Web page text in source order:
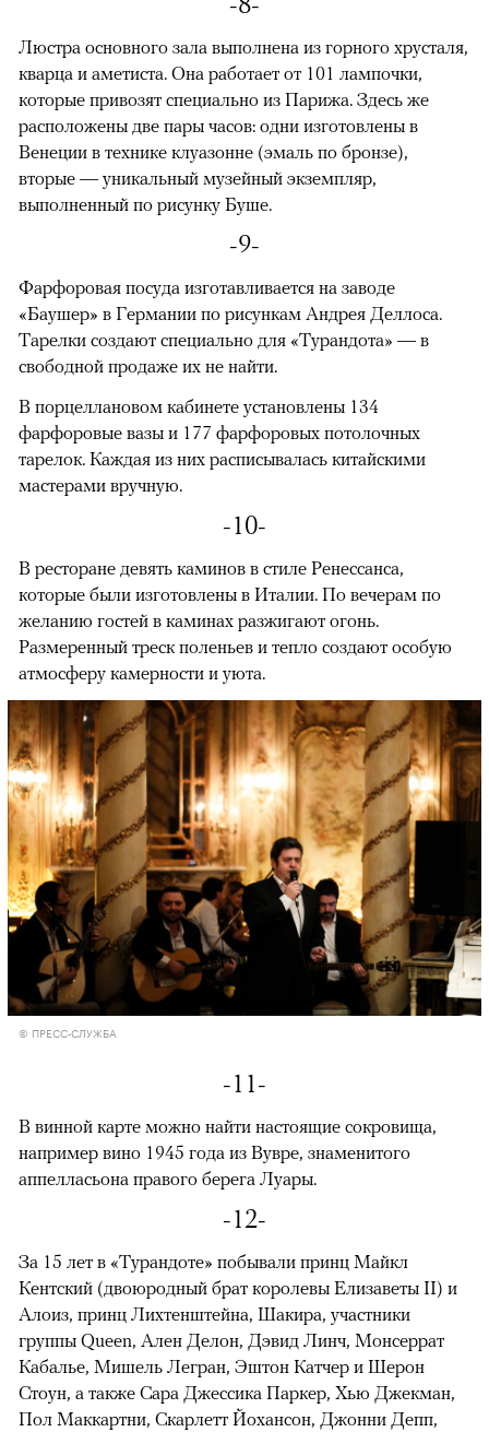
Люстра основного зала выполнена из горного хрусталя,
кварца и аметиста. Она работает от 101 лампочки,
которые привозят специально из Парижа. Здесь же
расположены две пары часов: одни изготовлены в
Венеции в технике клуазонне (эмаль по бронзе),
вторые — уникальный музейный экземпляр,
выполненный по рисунку Буше.
-9-
Фарфоровая посуда изготавливается на заводе
«Баушер» в Германии по рисункам Андрея Деллоса.
Тарелки создают специально для «Турандота» — в
свободной продаже их не найти.
В порцеллановом кабинете установлены 134
фарфоровые вазы и 177 фарфоровых потолочных
тарелок. Каждая из них расписывалась китайскими
мастерами вручную.
-10-
В ресторане девять каминов в стиле Ренессанса,
которые были изготовлены в Италии. По вечерам по
желанию гостей в каминах разжигают огонь.
Размеренный треск поленьев и тепло создают особую
атмосферу камерности и уюта.
© ПРЕСС-СЛУЖБА
-11-
В винной карте можно найти настоящие сокровища,
например вино 1945 года из Вувре, знаменитого
аппелласьона правого берега Луары.
-12-
За 15 лет в «Турандоте» побывали принц Майкл
Кентский (двоюродный брат королевы Елизаветы II) и
Алоиз, принц Лихтенштейна, Шакира, участники
группы Queen, Ален Делон, Дэвид Линч, Монсеррат
Кабалье, Мишель Легран, Эштон Катчер и Шерон
Стоун, а также Сара Джессика Паркер, Хью Джекман,
Пол Маккартни, Скарлетт Йохансон, Джонни Депп,